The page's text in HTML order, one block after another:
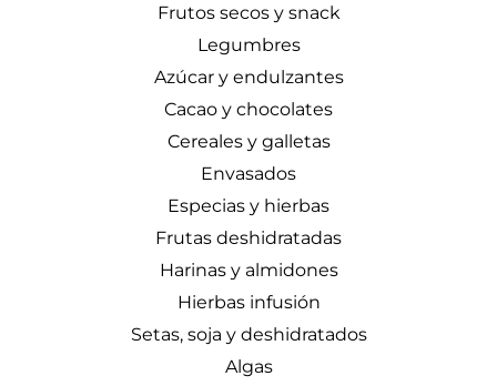
Frutos secos y snack
Legumbres
Azúcar y endulzantes
Cacao y chocolates
Cereales y galletas
Envasados
Especias y hierbas
Frutas deshidratadas
Harinas y almidones
Hierbas infusión
Setas, soja y deshidratados
Algas